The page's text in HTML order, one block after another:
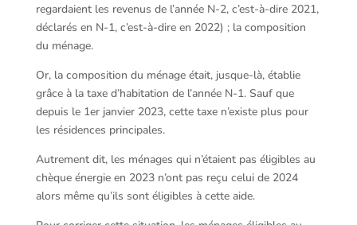
regardaient les revenus de l’année N-2, c’est-à-dire 2021,
déclarés en N-1, c’est-à-dire en 2022) ; la composition
du ménage.
Or, la composition du ménage était, jusque-là, établie
grâce à la taxe d’habitation de l’année N-1. Sauf que
depuis le 1er janvier 2023, cette taxe n’existe plus pour
les résidences principales.
Autrement dit, les ménages qui n’étaient pas éligibles au
chèque énergie en 2023 n’ont pas reçu celui de 2024
alors même qu’ils sont éligibles à cette aide.